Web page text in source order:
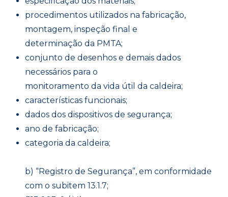
procedimentos utilizados na fabricação,
montagem, inspeção final e
determinação da PMTA;
conjunto de desenhos e demais dados
necessários para o
monitoramento da vida útil da caldeira;
características funcionais;
dados dos dispositivos de segurança;
ano de fabricação;
categoria da caldeira;
b) “Registro de Segurança”, em conformidade
com o subitem 13.1.7;